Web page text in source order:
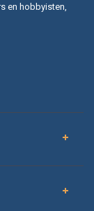
en hobbyisten,